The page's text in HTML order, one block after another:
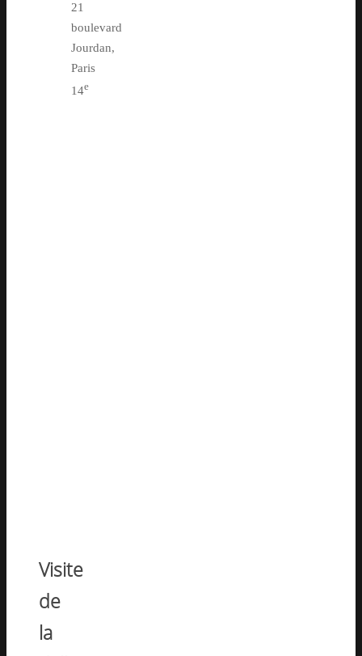
21
boulevard
Jourdan,
Paris
14e
Visite
de
la